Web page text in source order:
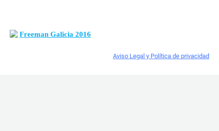
Freeman Galicia 2016
Aviso Legal y Política de privacidad